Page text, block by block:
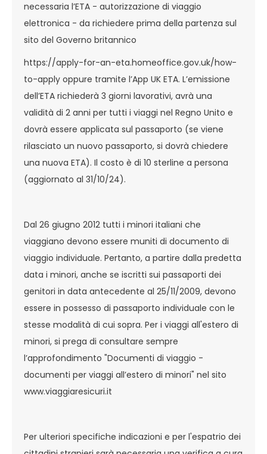
necessaria l’ETA - autorizzazione di viaggio
elettronica - da richiedere prima della partenza sul
sito del Governo britannico
https://apply-for-an-eta.homeoffice.gov.uk/how-
to-apply oppure tramite l’App UK ETA. L’emissione
dell’ETA richiederà 3 giorni lavorativi, avrà una
validità di 2 anni per tutti i viaggi nel Regno Unito e
dovrà essere applicata sul passaporto (se viene
rilasciato un nuovo passaporto, si dovrà chiedere
una nuova ETA). Il costo è di 10 sterline a persona
(aggiornato al 31/10/24).
Dal 26 giugno 2012 tutti i minori italiani che
viaggiano devono essere muniti di documento di
viaggio individuale. Pertanto, a partire dalla predetta
data i minori, anche se iscritti sui passaporti dei
genitori in data antecedente al 25/11/2009, devono
essere in possesso di passaporto individuale con le
stesse modalità di cui sopra. Per i viaggi all'estero di
minori, si prega di consultare sempre
l’approfondimento "Documenti di viaggio -
documenti per viaggi all’estero di minori" nel sito
www.viaggiaresicuri.it
Per ulteriori specifiche indicazioni e per l'espatrio dei